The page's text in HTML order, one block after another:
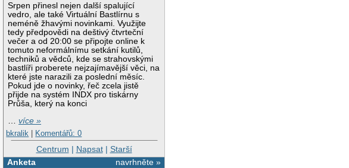
Srpen přinesl nejen další spalující
vedro, ale také Virtuální Bastlírnu s
neméně žhavými novinkami. Využijte
tedy předpovědi na deštivý čtvrteční
večer a od 20:00 se připojte online k
tomuto neformálnímu setkání kutilů,
techniků a vědců, kde se strahovskými
bastlíři proberete nejzajímavější věci, na
které jste narazili za poslední měsíc.
Pokud jde o novinky, řeč zcela jistě
přijde na systém INDX pro tiskárny
Průša, který na konci
…více »
bkralik
Komentářů: 0
Centrum | Napsat| Starší
navrhněte »
Anketa